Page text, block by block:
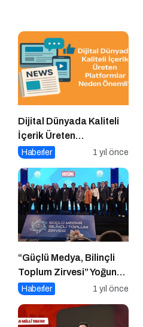
Dijital Dünyada Kaliteli
İçerik Üreten
Platformlar Neden
Haberler 1 yıl önce
“Güçlü Medya, Bilinçli
Toplum Zirvesi” Yoğun
Katılımla Gerçekleşti
Haberler 1 yıl önce